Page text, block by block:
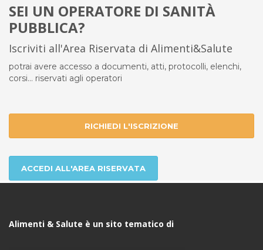
SEI UN OPERATORE DI SANITÀ
PUBBLICA?
Iscriviti all'Area Riservata di Alimenti&Salute
potrai avere accesso a documenti, atti, protocolli, elenchi,
corsi... riservati agli operatori
RICHIEDI L'ISCRIZIONE
ACCEDI ALL'AREA RISERVATA
Alimenti & Salute è un sito tematico di